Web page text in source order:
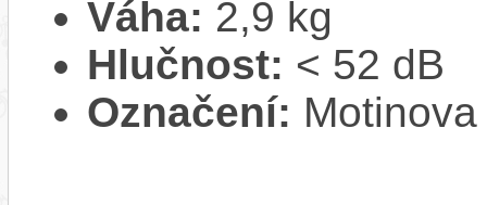
Váha: 2,9 kg
Hlučnost: < 52 dB
Označení: